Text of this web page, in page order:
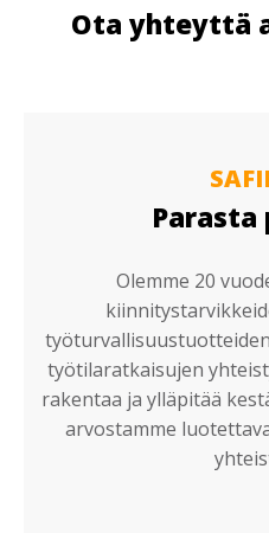
Ota yhteyttä
Parasta
Olemme 20
työtilaratkaisujen
rakentaa ja ylläpitää
arvostamme